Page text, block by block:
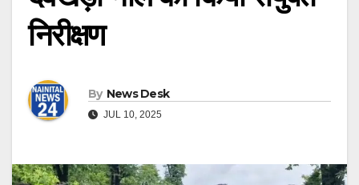
निरीक्षण
By News Desk
JUL 10, 2025